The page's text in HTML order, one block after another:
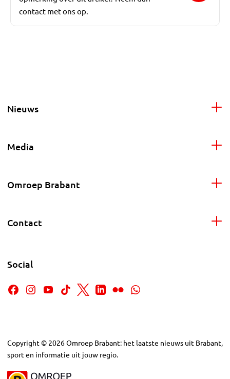
contact met ons op.
Nieuws
Media
Omroep Brabant
Contact
Social
Copyright © 2026Omroep Brabant: het laatste nieuws uit Brabant,
sport en informatie uit jouw regio.